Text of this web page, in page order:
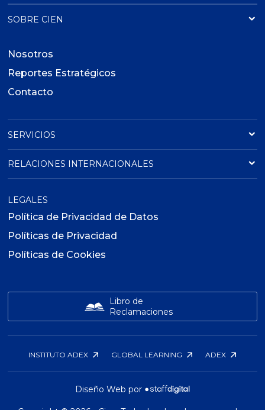
SOBRE CIEN
Nosotros
Reportes Estratégicos
Contacto
SERVICIOS
RELACIONES INTERNACIONALES
LEGALES
Política de Privacidad de Datos
Políticas de Privacidad
Políticas de Cookies
Libro de
Reclamaciones
INSTITUTO ADEX GLOBAL LEARNING ADEX
Diseño Web por